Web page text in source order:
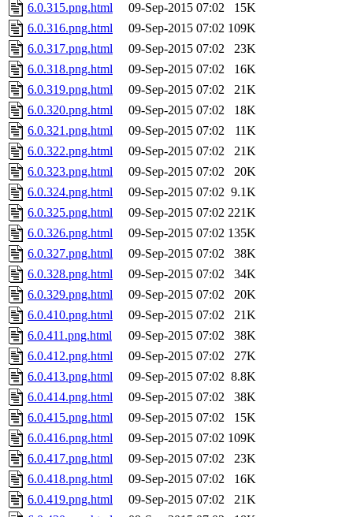
6.0.315.png.html
09-Sep-2015 07:02
15K
6.0.316.png.html
09-Sep-2015 07:02 109K
6.0.317.png.html
09-Sep-2015 07:02
23K
6.0.318.png.html
09-Sep-2015 07:02
16K
6.0.319.png.html
09-Sep-2015 07:02
21K
6.0.320.png.html
09-Sep-2015 07:02
18K
6.0.321.png.html
09-Sep-2015 07:02
11K
6.0.322.png.html
09-Sep-2015 07:02
21K
6.0.323.png.html
09-Sep-2015 07:02
20K
6.0.324.png.html
09-Sep-2015 07:02 9.1K
6.0.325.png.html
09-Sep-2015 07:02 221K
6.0.326.png.html
09-Sep-2015 07:02 135K
6.0.327.png.html
09-Sep-2015 07:02
38K
6.0.328.png.html
09-Sep-2015 07:02
34K
6.0.329.png.html
09-Sep-2015 07:02
20K
6.0.410.png.html
09-Sep-2015 07:02
21K
6.0.411.png.html
09-Sep-2015 07:02
38K
6.0.412.png.html
09-Sep-2015 07:02
27K
6.0.413.png.html
09-Sep-2015 07:02 8.8K
6.0.414.png.html
09-Sep-2015 07:02
38K
6.0.415.png.html
09-Sep-2015 07:02
15K
6.0.416.png.html
09-Sep-2015 07:02 109K
6.0.417.png.html
09-Sep-2015 07:02
23K
6.0.418.png.html
09-Sep-2015 07:02
16K
6.0.419.png.html
09-Sep-2015 07:02
21K